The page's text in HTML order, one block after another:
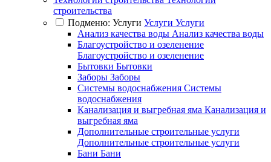
строительства
Подменю: Услуги Услуги Услуги
Анализ качества воды Анализ качества воды
Благоустройство и озеленение
Благоустройство и озеленение
Бытовки Бытовки
Заборы Заборы
Системы водоснабжения Системы
водоснабжения
Канализация и выгребная яма Канализация и
выгребная яма
Дополнительные строительные услуги
Дополнительные строительные услуги
Бани Бани